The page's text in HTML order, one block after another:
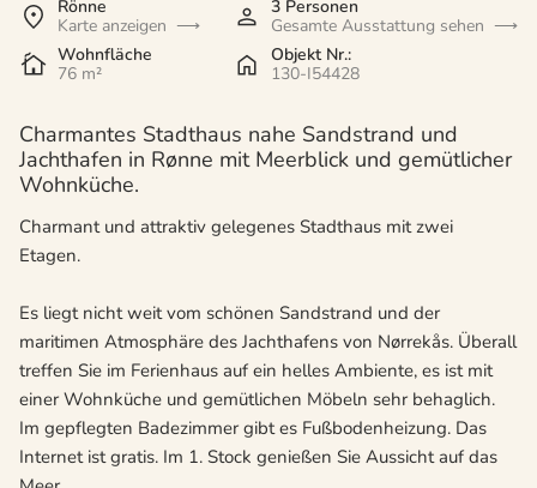
Rönne
Karte anzeigen
3 Personen
Gesamte Ausstattung sehen
Wohnfläche
76 m²
Objekt Nr.:
130-I54428
Charmantes Stadthaus nahe Sandstrand und
Jachthafen in Rønne mit Meerblick und gemütlicher
Wohnküche.
Charmant und attraktiv gelegenes Stadthaus mit zwei
Etagen.
Es liegt nicht weit vom schönen Sandstrand und der
maritimen Atmosphäre des Jachthafens von Nørrekås. Überall
treffen Sie im Ferienhaus auf ein helles Ambiente, es ist mit
einer Wohnküche und gemütlichen Möbeln sehr behaglich.
Im gepflegten Badezimmer gibt es Fußbodenheizung. Das
Internet ist gratis. Im 1. Stock genießen Sie Aussicht auf das